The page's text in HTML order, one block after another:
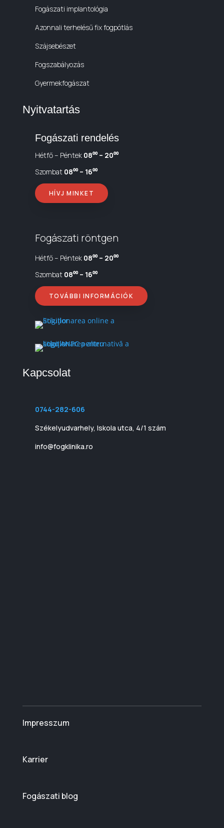
Fogászati implantológia
Azonnali terhelésű fix fogpótlás
Szájsebészet
Fogszabályozás
Gyermekfogászat
Nyitvatartás
Fogászati rendelés
Hétfő – Péntek 08⁰⁰ – 20⁰⁰
Szombat 08⁰⁰ – 16⁰⁰
HÍVJ MINKET
Fogászati röntgen
Hétfő – Péntek 08⁰⁰ – 20⁰⁰
Szombat 08⁰⁰ – 16⁰⁰
TOVÁBBI INFORMÁCIÓK
Kapcsolat
0744-282-606
Székelyudvarhely, Iskola utca, 4/1 szám
info@fogklinika.ro
Impresszum
Karrier
Fogászati blog